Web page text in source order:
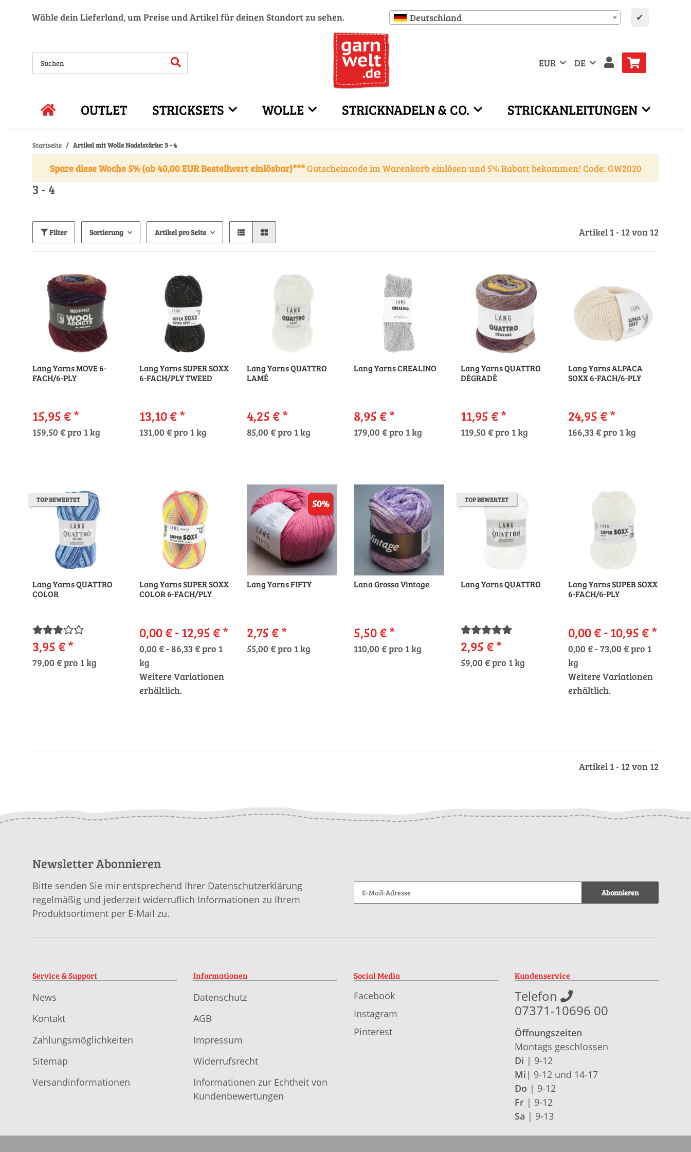
Wähle dein Lieferland, um Preise und Artikel für deinen Standort zu sehen. Deutschland ✔
EUR DE
OUTLET STRICKSETS WOLLE STRICKNADELN & CO. STRICKANLEITUNGEN
Startseite Artikel mit Wolle Nadelstärke: 3 - 4
Spare diese Woche 5% (ab 40,00 EUR Bestellwert einlösbar)***Gutscheincode im Warenkorb einlösen und 5% Rabatt bekommen! Code: GW2020
3 - 4
Filter Sortierung Artikel pro Seite Artikel 1 - 12 von 12
Lang Yarns MOVE 6-
FACH/6-PLY
15,95 €*
159,50 € pro 1 kg
Lang Yarns SUPER SOXX
6-FACH/PLY TWEED
13,10 €*
131,00 € pro 1 kg
Lang Yarns QUATTRO
LAMÉ
4,25 €*
85,00 € pro 1 kg
Lang Yarns CREALINO
8,95 €*
179,00 € pro 1 kg
Lang Yarns QUATTRO
DÉGRADÉ
11,95 €*
119,50 € pro 1 kg
Lang Yarns ALPACA
SOXX 6-FACH/6-PLY
24,95 €*
166,33 € pro 1 kg
TOP BEWERTET
Lang Yarns QUATTRO
COLOR
3,95 €*
79,00 € pro 1 kg
Lang Yarns SUPER SOXX
COLOR 6-FACH/PLY
0,00 € -12,95 €*
0,00 € - 86,33 € pro 1
kg
Weitere Variationen
erhältlich.
50%
Lang Yarns FIFTY
2,75 €*
55,00 € pro 1 kg
Lana Grossa Vintage
5,50 €*
110,00 € pro 1 kg
TOP BEWERTET
Lang Yarns QUATTRO
2,95 €*
59,00 € pro 1 kg
Lang Yarns SUPER SOXX
6-FACH/6-PLY
0,00 € -10,95 €*
0,00 € - 73,00 € pro 1
kg
Weitere Variationen
erhältlich.
Artikel 1 - 12 von 12
Newsletter Abonnieren
Bitte senden Sie mir entsprechend Ihrer Datenschutzerklärung
regelmäßig und jederzeit widerruflich Informationen zu Ihrem
Produktsortiment per E-Mail zu.
Abonnieren
Service & Support
News
Kontakt
Zahlungsmöglichkeiten
Sitemap
Versandinformationen
Informationen
Datenschutz
AGB
Impressum
Widerrufsrecht
Informationen zur Echtheit von
Kundenbewertungen
Social Media
Facebook
Instagram
Pinterest
Kundenservice
Telefon
07371-10696 00
Öffnungszeiten
Montags geschlossen
Di | 9-12
Mi | 9-12 und 14-17
Do | 9-12
Fr| 9-12
Sa | 9-13